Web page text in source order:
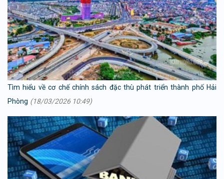
Tìm hiểu về cơ chế chính sách đặc thù phát triển thành phố Hải
Phòng (18/03/2026 10:49)